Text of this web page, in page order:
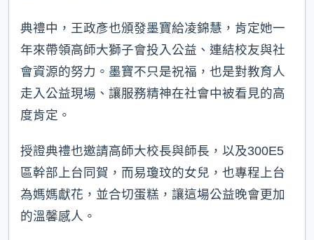
典禮中，王政彥也頒發墨寶給凌錦慧，肯定她一
年來帶領高師大獅子會投入公益、連結校友與社
會資源的努力。墨寶不只是祝福，也是對教育人
走入公益現場、讓服務精神在社會中被看見的高
度肯定。
授證典禮也邀請高師大校長與師長，以及300E5
區幹部上台同賀，而易瓊玟的女兒，也專程上台
為媽媽獻花，並合切蛋糕，讓這場公益晚會更加
的溫馨感人。